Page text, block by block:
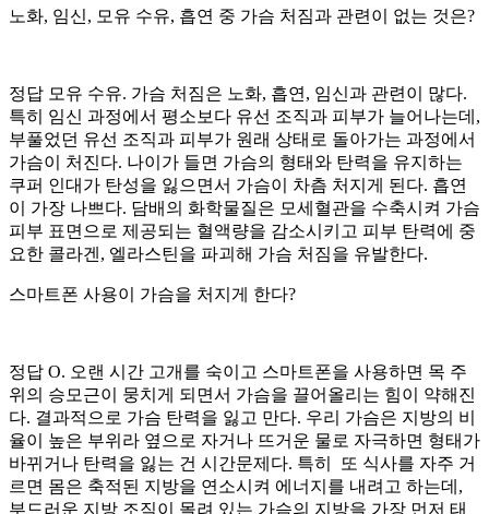
노화, 임신, 모유 수유, 흡연 중 가슴 처짐과 관련이 없는 것은?
정답 모유 수유. 가슴 처짐은 노화, 흡연, 임신과 관련이 많다.
특히 임신 과정에서 평소보다 유선 조직과 피부가 늘어나는데,
부풀었던 유선 조직과 피부가 원래 상태로 돌아가는 과정에서
가슴이 처진다. 나이가 들면 가슴의 형태와 탄력을 유지하는
쿠퍼 인대가 탄성을 잃으면서 가슴이 차츰 처지게 된다. 흡연
이 가장 나쁘다. 담배의 화학물질은 모세혈관을 수축시켜 가슴
피부 표면으로 제공되는 혈액량을 감소시키고 피부 탄력에 중
요한 콜라겐, 엘라스틴을 파괴해 가슴 처짐을 유발한다.
스마트폰 사용이 가슴을 처지게 한다?
정답 O. 오랜 시간 고개를 숙이고 스마트폰을 사용하면 목 주
위의 승모근이 뭉치게 되면서 가슴을 끌어올리는 힘이 약해진
다. 결과적으로 가슴 탄력을 잃고 만다. 우리 가슴은 지방의 비
율이 높은 부위라 옆으로 자거나 뜨거운 물로 자극하면 형태가
바뀌거나 탄력을 잃는 건 시간문제다. 특히 또 식사를 자주 거
르면 몸은 축적된 지방을 연소시켜 에너지를 내려고 하는데,
부드러운 지방 조직이 몰려 있는 가슴의 지방을 가장 먼저 태